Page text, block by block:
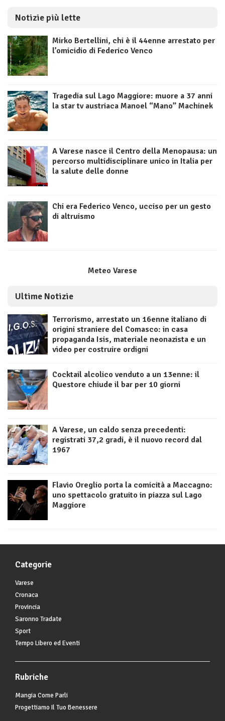
Notizie più lette
Mirko Bertellini, chi è il 44enne arrestato per
l’omicidio di Federico Venco
Tragedia sul Lago Maggiore: muore a 37 anni
la star tv austriaca Manoel “Mano” Machinek
A Varese nasce il Centro della Menopausa: un
percorso multidisciplinare unico in Italia per
la salute delle donne
Chi era Federico Venco, ucciso per un gesto
di altruismo
Meteo Varese
Ultime Notizie
Terrorismo, arrestato un 16enne italiano di
origini straniere del Comasco: in casa
propaganda Isis, materiale neonazista e un
video per costruire ordigni
Cocktail alcolico venduto a un 13enne: il
Questore chiude il bar per 10 giorni
A Varese, un caldo senza precedenti:
registrati 37,2 gradi, è il nuovo record dal
1967
Flavio Oreglio porta la comicità a Maccagno:
uno spettacolo gratuito in piazza sul Lago
Maggiore
Categorie
Varese
Cronaca
Provincia
Saronno Tradate
Sport
Tempo Libero ed Eventi
Rubriche
Mangia Come Parli
Progettiamo Il Tuo Benessere